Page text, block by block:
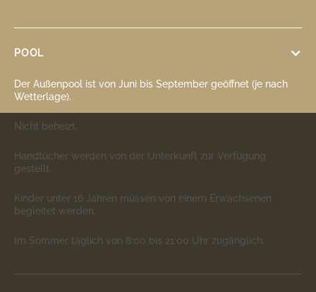
POOL
Der Außenpool ist von Juni bis September geöffnet (je nach
Wetterlage).
Nicht beheizt.
Handtücher werden von der Unterkunft zur Verfügung
gestellt.
Kinder unter 16 Jahren müssen von einem Erwachsenen
begleitet werden.
Im Sommer täglich von 8:00 bis 21:00 Uhr zugänglich.